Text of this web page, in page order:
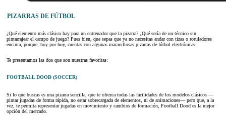
PIZARRAS DE FÚTBOL
¿Qué elemento más clásico hay para un entrenador que la pizarra? ¿Qué sería de un técnico sin
pintarrajear el campo de juego? Pues bien, que sepas que ya no necesitas andar con tizas o rotuladores
encima, porque, hoy por hoy, cuentas con algunas maravillosas pizarras de fútbol electrónicas.
Te presentamos las dos que son nuestras favoritas:
FOOTBALL DOOD (SOCCER)
Si lo que buscas es una pizarra sencilla, que te ofrezca todas las facilidades de los modelos clásicos —
pintar jugadas de forma rápida, no estar sobrecargada de elementos, ni de animaciones— pero que, a la
vez, te permita representar jugadas en movimiento y cambios de formación, Football Dood es la mejor
opción del mercado.